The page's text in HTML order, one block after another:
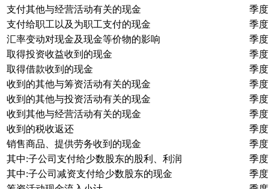
支付其他与经营活动有关的现金
季度
支付给职工以及为职工支付的现金
季度
汇率变动对现金及现金等价物的影响
季度
取得投资收益收到的现金
季度
取得借款收到的现金
季度
收到的其他与筹资活动有关的现金
季度
收到的其他与投资活动有关的现金
季度
收到其他与经营活动有关的现金
季度
收到的税收返还
季度
销售商品、提供劳务收到的现金
季度
其中:子公司支付给少数股东的股利、利润
季度
其中:子公司减资支付给少数股东的现金
季度